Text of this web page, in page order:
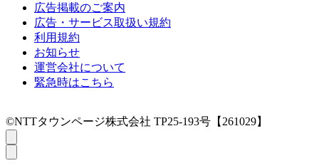
広告掲載のご案内
広告・サービス取扱い規約
利用規約
お知らせ
運営会社について
緊急時はこちら
©NTTタウンページ株式会社 TP25-193号【261029】